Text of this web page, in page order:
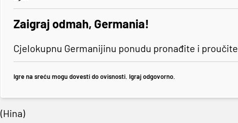
Zaigraj odmah, Germania!
Cjelokupnu Germanijinu ponudu pronađite i proučite
Igre na sreću mogu dovesti do ovisnosti. Igraj odgovorno.
(Hina)